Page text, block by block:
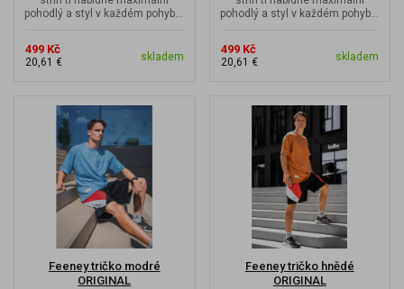
pohodlý a styl v každém pohybu.
499 Kč
20,61 € skladem
pohodlý a styl v každém pohybu.
499 Kč
20,61 € skladem
Feeney tričko modré
ORIGINAL
Feeney tričko hnědé
ORIGINAL